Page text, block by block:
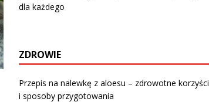
dla każdego
ZDROWIE
Przepis na nalewkę z aloesu – zdrowotne korzyści
i sposoby przygotowania